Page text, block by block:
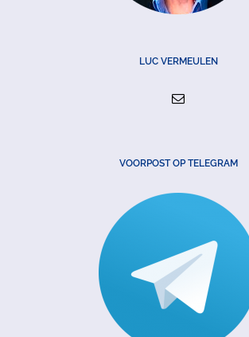
LUC VERMEULEN
VOORPOST OP TELEGRAM